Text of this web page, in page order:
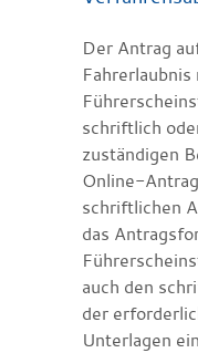
Der Antrag
schriftlich
zuständigen
Online-
schriftlichen
das
auch den
der
Unterlagen